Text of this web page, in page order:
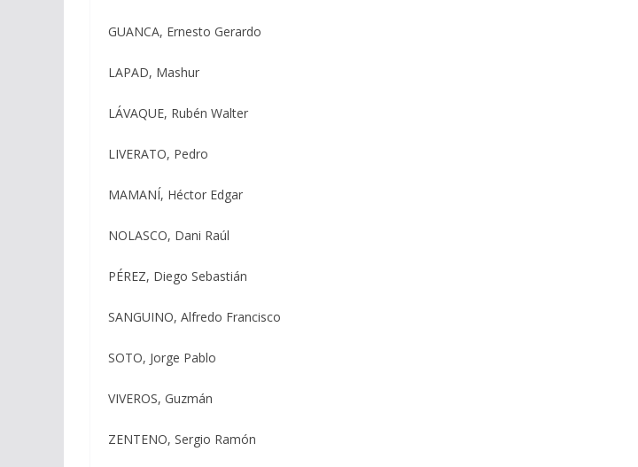
GUANCA, Ernesto Gerardo
LAPAD, Mashur
LÁVAQUE, Rubén Walter
LIVERATO, Pedro
MAMANÍ, Héctor Edgar
NOLASCO, Dani Raúl
PÉREZ, Diego Sebastián
SANGUINO, Alfredo Francisco
SOTO, Jorge Pablo
VIVEROS, Guzmán
ZENTENO, Sergio Ramón